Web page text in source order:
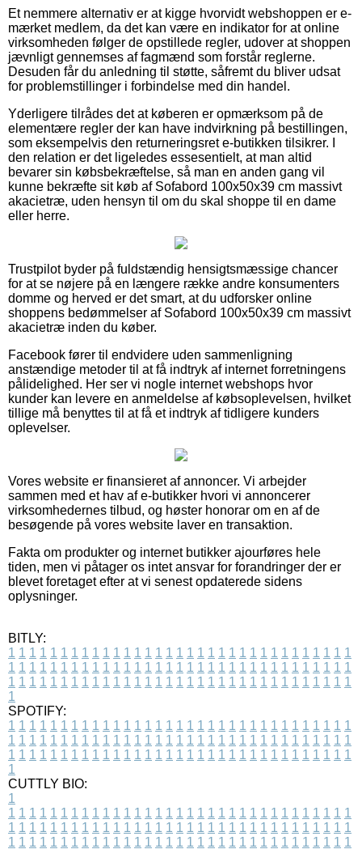
Et nemmere alternativ er at kigge hvorvidt webshoppen er e-
mærket medlem, da det kan være en indikator for at online
virksomheden følger de opstillede regler, udover at shoppen
jævnligt gennemses af fagmænd som forstår reglerne.
Desuden får du anledning til støtte, såfremt du bliver udsat
for problemstillinger i forbindelse med din handel.
Yderligere tilrådes det at køberen er opmærksom på de
elementære regler der kan have indvirkning på bestillingen,
som eksempelvis den returneringsret e-butikken tilsikrer. I
den relation er det ligeledes essesentielt, at man altid
bevarer sin købsbekræftelse, så man en anden gang vil
kunne bekræfte sit køb af Sofabord 100x50x39 cm massivt
akacietræ, uden hensyn til om du skal shoppe til en dame
eller herre.
Trustpilot byder på fuldstændig hensigtsmæssige chancer
for at se nøjere på en længere række andre konsumenters
domme og herved er det smart, at du udforsker online
shoppens bedømmelser af Sofabord 100x50x39 cm massivt
akacietræ inden du køber.
Facebook fører til endvidere uden sammenligning
anstændige metoder til at få indtryk af internet forretningens
pålidelighed. Her ser vi nogle internet webshops hvor
kunder kan levere en anmeldelse af købsoplevelsen, hvilket
tillige må benyttes til at få et indtryk af tidligere kunders
oplevelser.
Vores website er finansieret af annoncer. Vi arbejder
sammen med et hav af e-butikker hvori vi annoncerer
virksomhedernes tilbud, og høster honorar om en af de
besøgende på vores website laver en transaktion.
Fakta om produkter og internet butikker ajourføres hele
tiden, men vi påtager os intet ansvar for forandringer der er
blevet foretaget efter at vi senest opdaterede sidens
oplysninger.
BITLY:
1 1 1 1 1 1 1 1 1 1 1 1 1 1 1 1 1 1 1 1 1 1 1 1 1 1 1 1 1 1 1 1 1
1 1 1 1 1 1 1 1 1 1 1 1 1 1 1 1 1 1 1 1 1 1 1 1 1 1 1 1 1 1 1 1 1
1 1 1 1 1 1 1 1 1 1 1 1 1 1 1 1 1 1 1 1 1 1 1 1 1 1 1 1 1 1 1 1 1
1
SPOTIFY:
1 1 1 1 1 1 1 1 1 1 1 1 1 1 1 1 1 1 1 1 1 1 1 1 1 1 1 1 1 1 1 1 1
1 1 1 1 1 1 1 1 1 1 1 1 1 1 1 1 1 1 1 1 1 1 1 1 1 1 1 1 1 1 1 1 1
1 1 1 1 1 1 1 1 1 1 1 1 1 1 1 1 1 1 1 1 1 1 1 1 1 1 1 1 1 1 1 1 1
1
CUTTLY BIO:
1
1 1 1 1 1 1 1 1 1 1 1 1 1 1 1 1 1 1 1 1 1 1 1 1 1 1 1 1 1 1 1 1 1
1 1 1 1 1 1 1 1 1 1 1 1 1 1 1 1 1 1 1 1 1 1 1 1 1 1 1 1 1 1 1 1 1
1 1 1 1 1 1 1 1 1 1 1 1 1 1 1 1 1 1 1 1 1 1 1 1 1 1 1 1 1 1 1 1 1